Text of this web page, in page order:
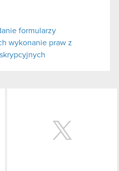
formularzy
wykonanie praw z